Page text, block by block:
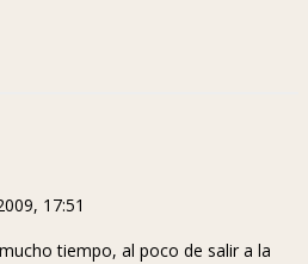
17:51
tiempo, al poco de salir a la